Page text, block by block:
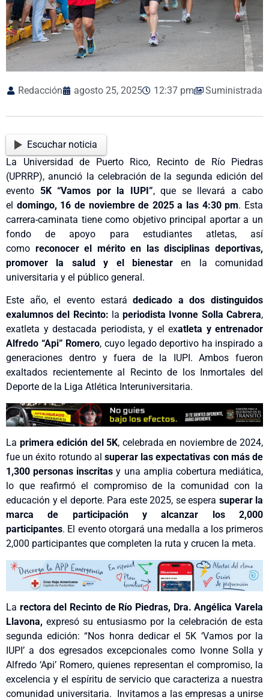
Redacción agosto 25, 2025 12:37 pm Suministrada
Escuchar noticia
La Universidad de Puerto Rico, Recinto de Río Piedras
(UPRRP), anunció la celebración de la segunda edición del
evento 5K “Vamos por la IUPI”, que se llevará a cabo
el domingo, 16 de noviembre de 2025 a las 4:30 pm. Esta
carrera-caminata tiene como objetivo principal aportar a un
fondo de apoyo para estudiantes atletas, así
como reconocerel mérito en las disciplinas deportivas,
promover la salud y el bienestaren la comunidad
universitaria y el público general.
Este año, el evento estarádedicado a dos distinguidos
exalumnos del Recinto: la periodista Ivonne Solla Cabrera,
exatleta y destacada periodista, y el exatleta y entrenador
Alfredo “Api” Romero, cuyo legado deportivo ha inspirado a
generaciones dentro y fuera de la IUPI. Ambos fueron
exaltados recientemente al Recinto de los Inmortales del
Deporte de la Liga Atlética Interuniversitaria.
La primera edición del 5K, celebrada en noviembre de 2024,
fue un éxito rotundo al superar las expectativas con más de
1,300 personas inscritas y una amplia cobertura mediática,
lo que reafirmó el compromiso de la comunidad con la
educación y el deporte. Para este 2025, se espera superar la
marca de participación y alcanzar los 2,000
participantes. El evento otorgará una medalla a los primeros
2,000 participantes que completen la ruta y crucen la meta.
La rectora del Recinto de Río Piedras, Dra. Angélica Varela
Llavona, expresó su entusiasmo por la celebración de esta
segunda edición: “Nos honra dedicar el 5K ‘Vamos por la
IUPI’ a dos egresados excepcionales como Ivonne Solla y
Alfredo ‘Api’ Romero, quienes representan el compromiso, la
excelencia y el espíritu de servicio que caracteriza a nuestra
comunidad universitaria. Invitamos a las empresas a unirse